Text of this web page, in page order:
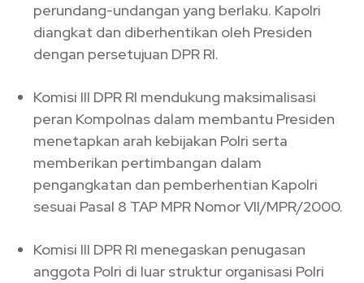
perundang-undangan yang berlaku. Kapolri
diangkat dan diberhentikan oleh Presiden
dengan persetujuan DPR RI.
Komisi III DPR RI mendukung maksimalisasi
peran Kompolnas dalam membantu Presiden
menetapkan arah kebijakan Polri serta
memberikan pertimbangan dalam
pengangkatan dan pemberhentian Kapolri
sesuai Pasal 8 TAP MPR Nomor VII/MPR/2000.
Komisi III DPR RI menegaskan penugasan
anggota Polri di luar struktur organisasi Polri